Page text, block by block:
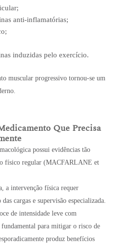
anti-inflamatórias;
induzidas pelo exercício.
muscular progressivo tornou-se um
Que Precisa
possui evidências tão
físico regular (MACFARLANE et
a intervenção física requer
cargas e supervisão especializada.
de intensidade leve com
fundamental para mitigar o risco de
produz benefícios